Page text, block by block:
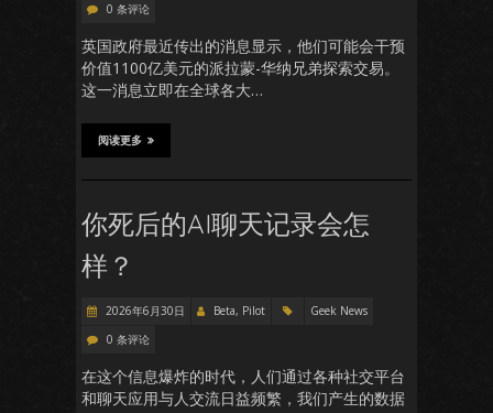
0 条评论
英国政府最近传出的消息显示，他们可能会干预
价值1100亿美元的派拉蒙-华纳兄弟探索交易。
这一消息立即在全球各大…
阅读更多
你死后的AI聊天记录会怎
样？
2026年6月30日 Beta, Pilot
Geek News
0 条评论
在这个信息爆炸的时代，人们通过各种社交平台
和聊天应用与人交流日益频繁，我们产生的数据